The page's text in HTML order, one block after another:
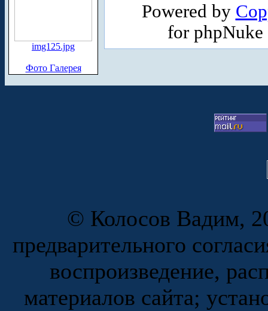
img125.jpg
Фото Галерея
Powered by
for
© Колосов Вадим,
предварительного
воспроизведение,
материалов сайта;